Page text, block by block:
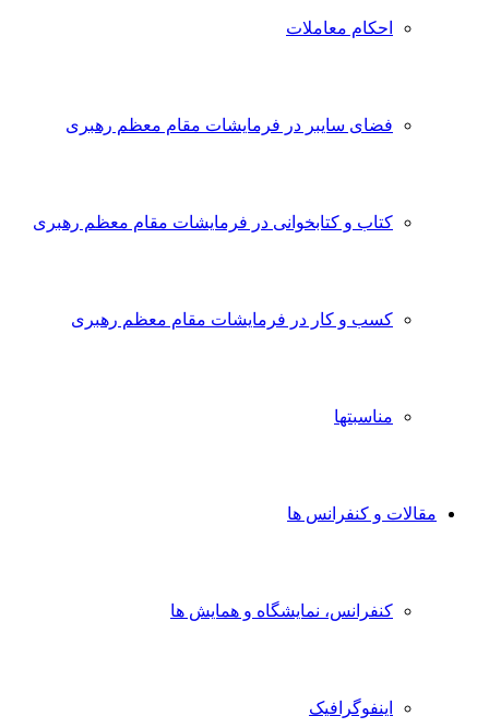
احکام معاملات
فضای سایبر در فرمایشات مقام معظم رهبری
کتاب و کتابخوانی در فرمایشات مقام معظم رهبری
کسب و کار در فرمایشات مقام معظم رهبری
مناسبتها
مقالات و کنفرانس ها
کنفرانس، نمایشگاه و همایش ها
اینفوگرافیک